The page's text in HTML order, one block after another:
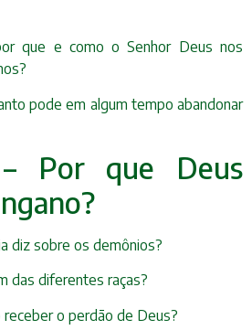
que e como o Senhor Deus nos
pode em algum tempo abandonar
Por que Deus
diz sobre os demônios?
das diferentes raças?
receber o perdão de Deus?